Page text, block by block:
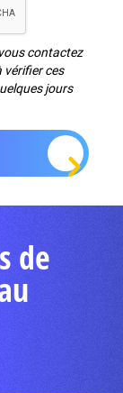
contactez
vérifier ces
jours
de